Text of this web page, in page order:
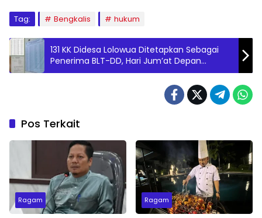
Tag: Bengkalis hukum
131 KK Didesa Lolowua Ditetapkan Sebagai
Penerima BLT-DD, Hari Jum’at Depan
Disalurkan
Pos Terkait
Ragam Ragam